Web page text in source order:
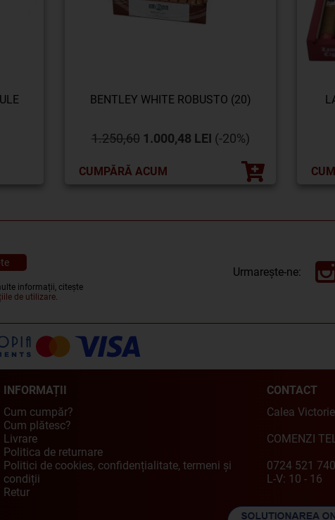
BENTLEY WHITE ROBUSTO (20)
1.250,60 1.000,48 LEI (-20%)
CUMPĂRĂ ACUM
informații, citește
de utilizare
Urmarește-ne:
INFORMAȚII
Cum cumpăr?
Cum plătesc?
Livrare
Politica de returnare
Politici de cookies, confidențialitate, termeni și
condiții
Retur
CONTACT
Calea
COMENZI
0724 521 740
L-V: 10 - 16